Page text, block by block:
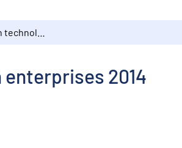
2014